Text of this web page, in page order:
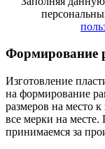
Формирование
Изготовление
на формирование
размеров на место
все мерки на месте.
принимаемся за